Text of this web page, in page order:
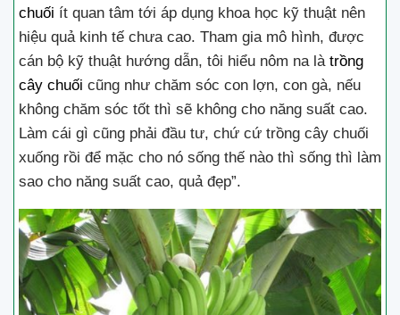
chuối ít quan tâm tới áp dụng khoa học kỹ thuật nên
hiệu quả kinh tế chưa cao. Tham gia mô hình, được
cán bộ kỹ thuật hướng dẫn, tôi hiểu nôm na làtrồng
cây chuối cũng như chăm sóc con lợn, con gà, nếu
không chăm sóc tốt thì sẽ không cho năng suất cao.
Làm cái gì cũng phải đầu tư, chứ cứ trồng cây chuối
xuống rồi để mặc cho nó sống thế nào thì sống thì làm
sao cho năng suất cao, quả đẹp”.